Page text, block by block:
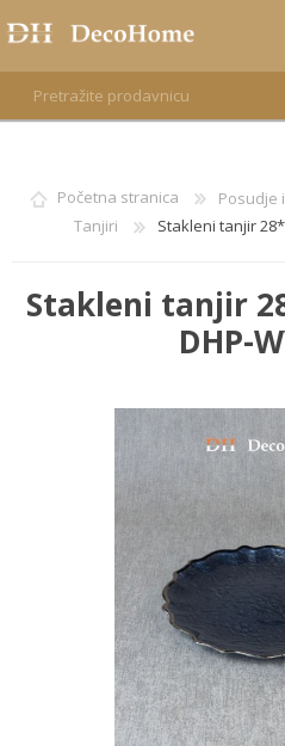
REGISTRUJTE SE
PRIJAVA
Početna stranica Posudje
Tanjiri
Stakleni tanjir
Stakleni tanjir
DHP-